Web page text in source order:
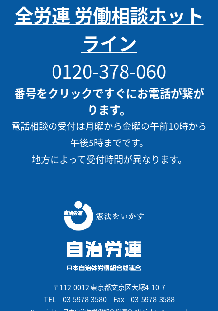
全労連 労働相談ホット
ライン
0120-378-060
番号をクリックですぐにお電話が繋が
ります。
電話相談の受付は月曜から金曜の午前10時から
午後5時までです。
地方によって受付時間が異なります。
〒112-0012 東京都文京区大塚4-10-7
TEL 03-5978-3580Fax 03-5978-3588